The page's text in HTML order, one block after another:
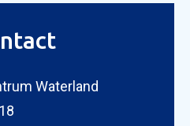
Waterland